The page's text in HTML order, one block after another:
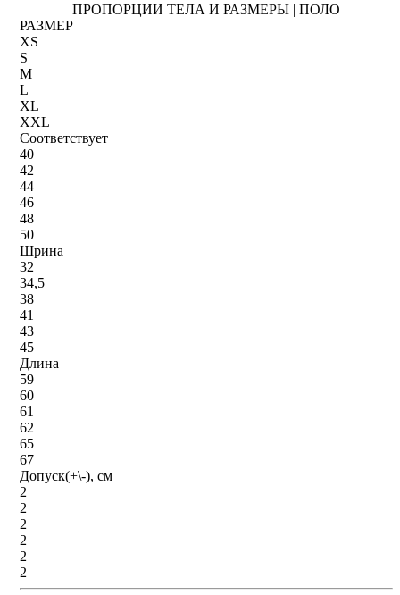
ПРОПОРЦИИ ТЕЛА И РАЗМЕРЫ | ПОЛО
РАЗМЕР
XS
S
M
L
XL
XXL
Соответствует
40
42
44
46
48
50
Шрина
32
34,5
38
41
43
45
Длина
59
60
61
62
65
67
Допуск(+\-), см
2
2
2
2
2
2